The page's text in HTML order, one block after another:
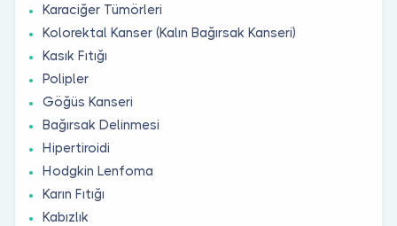
Karaciğer Tümörleri
Kolorektal Kanser (Kalın Bağırsak Kanseri)
Kasık Fıtığı
Polipler
Göğüs Kanseri
Bağırsak Delinmesi
Hipertiroidi
Hodgkin Lenfoma
Karın Fıtığı
Kabızlık